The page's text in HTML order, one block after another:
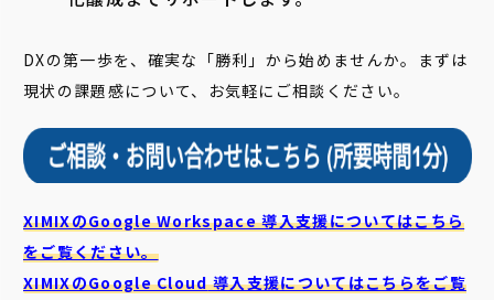
DXの第一歩を、確実な「勝利」から始めませんか。まずは
現状の課題感について、お気軽にご相談ください。
XIMIXのGoogle Workspace 導入支援についてはこちら
をご覧ください。
XIMIXのGoogle Cloud導入支援についてはこちらをご覧